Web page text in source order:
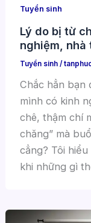
Tuyển sinh
Lý do bị từ
nghiệm, nhà
Tuyển sinh /
Chắc hẳn bạn
mình có kinh
chê, thậm chí
chăng” mà
cẳng? Tôi
khi những gì